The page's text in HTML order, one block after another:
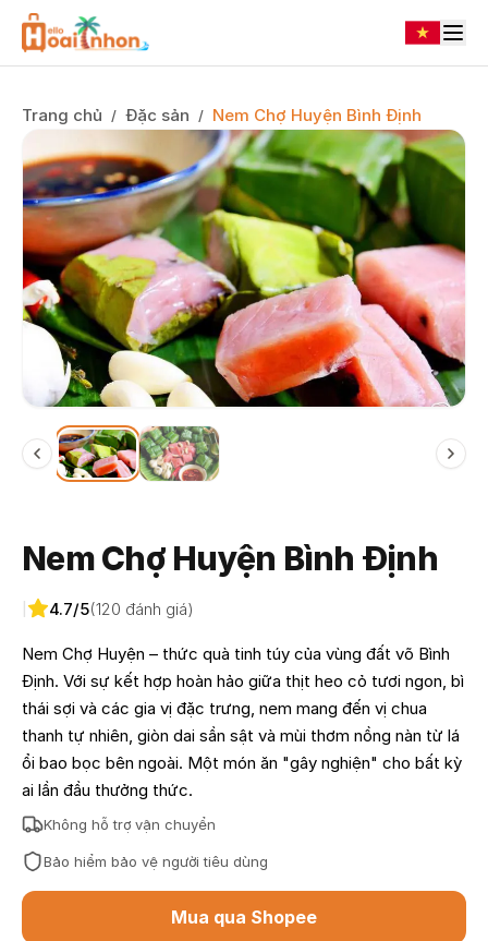
Trang chủ / Đặc sản / Nem Chợ Huyện Bình Định
Nem Chợ Huyện Bình Định
4.7/5(120 đánh giá)
Nem Chợ Huyện – thức quà tinh túy của vùng đất võ Bình
Định. Với sự kết hợp hoàn hảo giữa thịt heo cỏ tươi ngon, bì
thái sợi và các gia vị đặc trưng, nem mang đến vị chua
thanh tự nhiên, giòn dai sần sật và mùi thơm nồng nàn từ lá
ổi bao bọc bên ngoài. Một món ăn "gây nghiện" cho bất kỳ
ai lần đầu thưởng thức.
Không hỗ trợ vận chuyển
Bảo hiểm bảo vệ người tiêu dùng
Mua qua Shopee